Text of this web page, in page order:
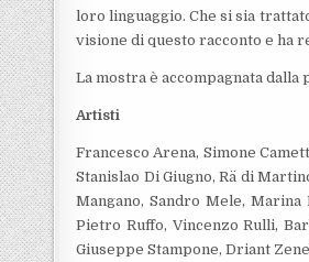
loro linguaggio. Che si sia
visione di questo racconto e ha
La mostra è accompagnata
Artisti
Francesco Arena, Simone
Stanislao Di Giugno, Rä di
Mangano, Sandro Mele,
Pietro Ruffo, Vincenzo Rulli,
Giuseppe Stampone, Driant